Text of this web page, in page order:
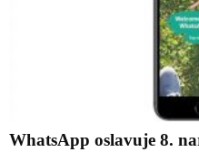
WhatsApp oslavuje 8.